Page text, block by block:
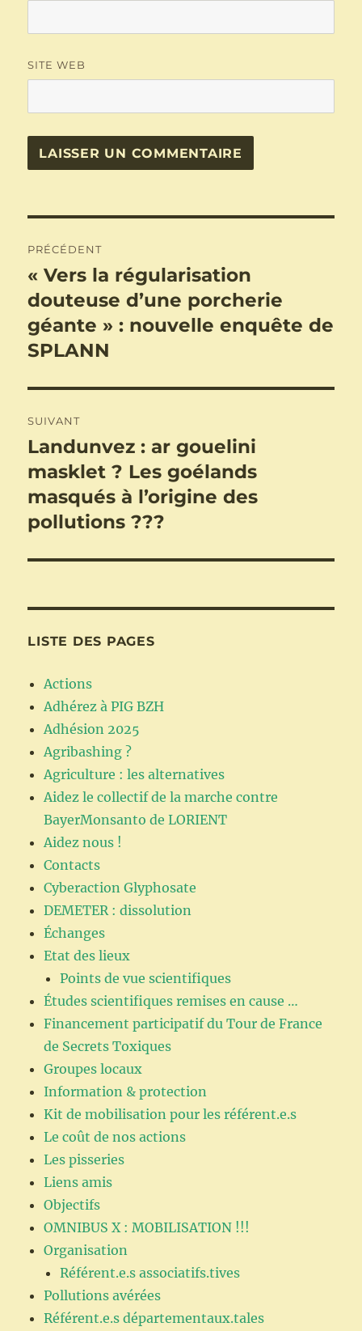
SITE WEB
de
l’article
PRÉCÉDENT
Publication
précédente :
« Vers la régularisation
douteuse d’une porcherie
géante » : nouvelle enquête de
SPLANN
SUIVANT
Publication
suivante :
Landunvez : ar gouelini
masklet ? Les goélands
masqués à l’origine des
pollutions ???
LISTE DES PAGES
Actions
Adhérez à PIG BZH
Adhésion 2025
Agribashing ?
Agriculture : les alternatives
Aidez le collectif de la marche contre
BayerMonsanto de LORIENT
Aidez nous !
Contacts
Cyberaction Glyphosate
DEMETER : dissolution
Échanges
Etat des lieux
Points de vue scientifiques
Études scientifiques remises en cause …
Financement participatif du Tour de France
de Secrets Toxiques
Groupes locaux
Information & protection
Kit de mobilisation pour les référent.e.s
Le coût de nos actions
Les pisseries
Liens amis
Objectifs
OMNIBUS X : MOBILISATION !!!
Organisation
Référent.e.s associatifs.tives
Pollutions avérées
Référent.e.s départementaux.tales